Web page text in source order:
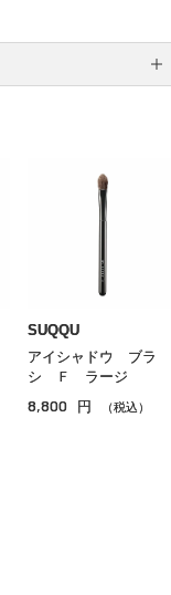
SUQQU
アイシャドウ ブラ
シ Ｆ ラージ
8,800 円 （税込）